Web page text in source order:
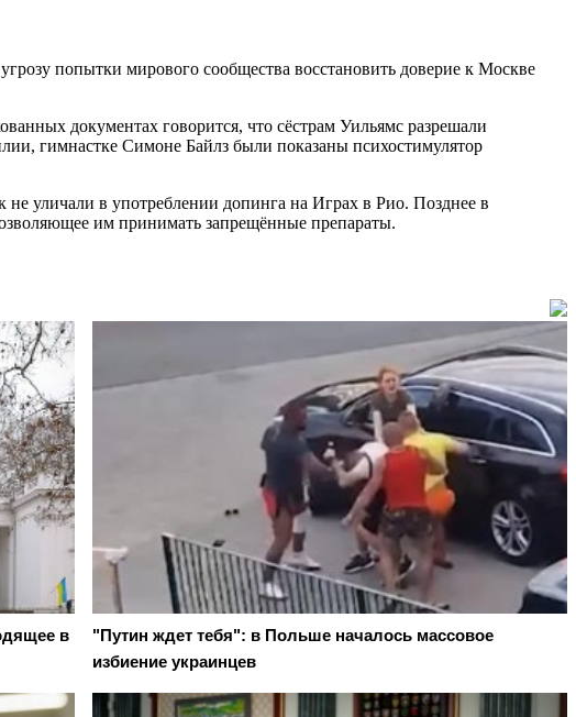
попытки мирового сообщества восстановить доверие к Москве
документах говорится, что сёстрам Уильямс разрешали
гимнастке Симоне Байлз были показаны психостимулятор
уличали в употреблении допинга на Играх в Рио. Позднее в
им принимать запрещённые препараты.
в
"Путин ждет тебя": в Польше началось массовое
избиение украинцев